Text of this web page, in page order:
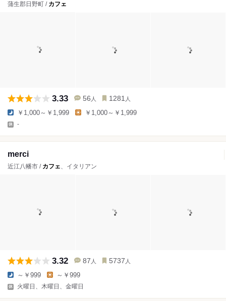
蒲生郡日野町 / カフェ
3.33 56 人 1281 人
￥1,000～￥1,999 ￥1,000～￥1,999
-
merci
近江八幡市 / カフェ、イタリアン
3.32 87 人 5737 人
～￥999 ～￥999
火曜日、木曜日、金曜日